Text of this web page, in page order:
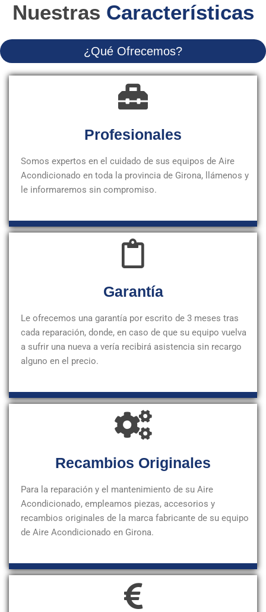
Nuestras Características
¿Qué Ofrecemos?
Profesionales
Somos expertos en el cuidado de sus equipos de Aire
Acondicionado en toda la provincia de Girona, llámenos y
le informaremos sin compromiso.
Garantía
Le ofrecemos una garantía por escrito de 3 meses tras
cada reparación, donde, en caso de que su equipo vuelva
a sufrir una nueva a vería recibirá asistencia sin recargo
alguno en el precio.
Recambios Originales
Para la reparación y el mantenimiento de su Aire
Acondicionado, empleamos piezas, accesorios y
recambios originales de la marca fabricante de su equipo
de Aire Acondicionado en Girona.